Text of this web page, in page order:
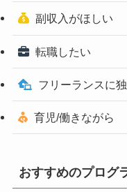
副収入がほしい
転職したい
フリーランスに
育児/働きながら
おすすめのプログ